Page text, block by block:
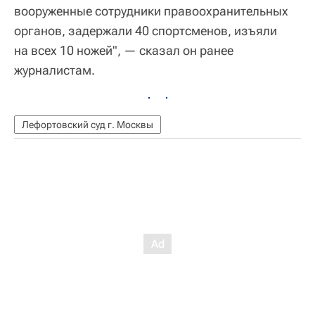
вооруженные сотрудники правоохранительных
органов, задержали 40 спортсменов, изъяли
на всех 10 ножей", — сказал он ранее
журналистам.
Лефортовский суд г. Москвы